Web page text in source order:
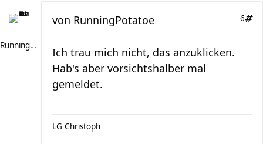
RunningPotatoe
6
von RunningPotatoe
Ich trau mich nicht, das anzuklicken.
Hab's aber vorsichtshalber mal
gemeldet.
LG Christoph